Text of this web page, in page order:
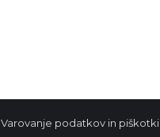
Varovanje podatkov in piškotki